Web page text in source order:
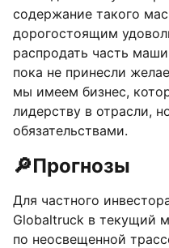
содержание такого
дорогостоящим
распродать часть
пока не принесли
мы имеем бизнес,
лидерству в отрасли,
обязательствами.
🔎Прогнозы
Для частного
Globaltruck в текущий
по неосвещенной